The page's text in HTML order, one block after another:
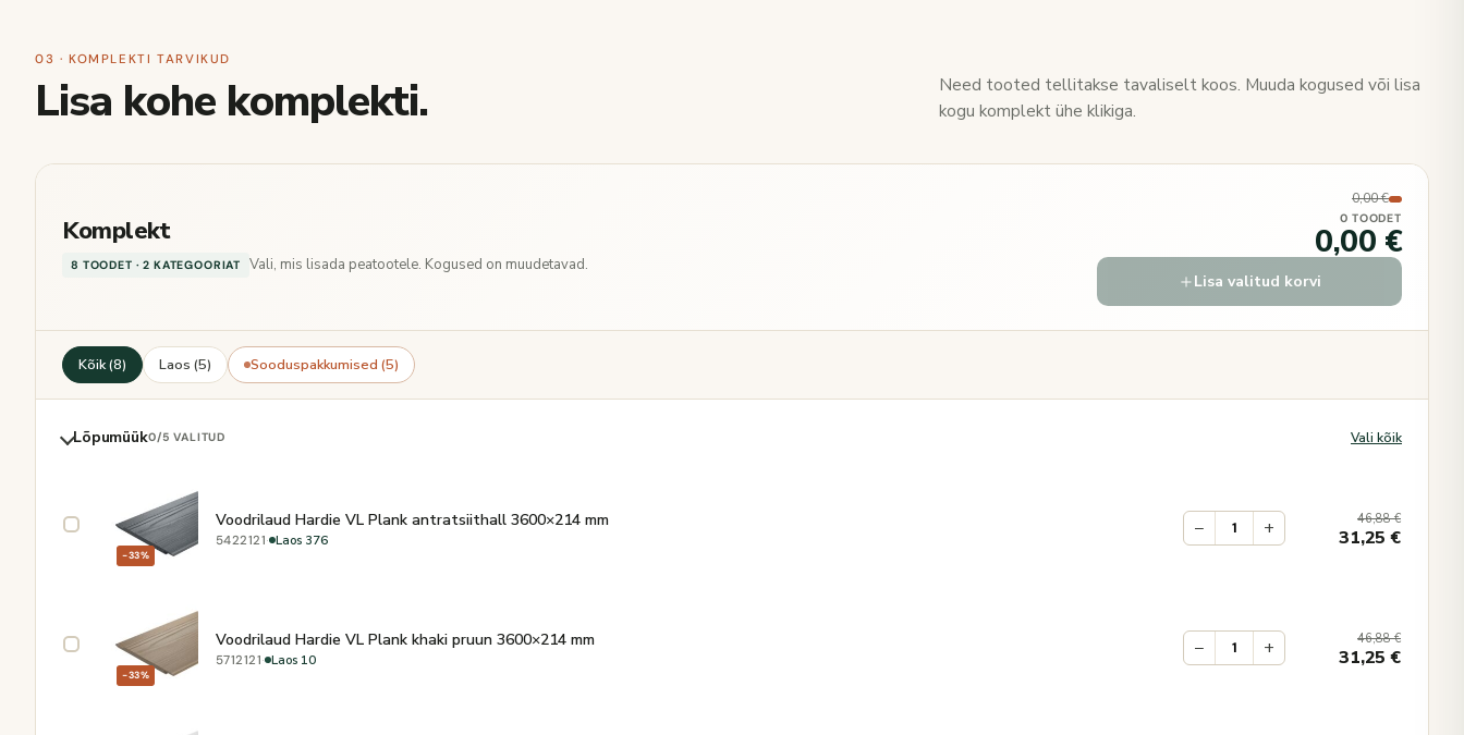
03 · KOMPLEKTI TARVIKUD
Lisa kohe komplekti.
Need tooted tellitakse tavaliselt koos. Muuda kogused või lisa
kogu komplekt ühe klikiga.
Komplekt
8 TOODET · 2 KATEGOORIAT Vali, mis lisada peatootele. Kogused on muudetavad.
0,00 €
0 TOODET
0,00 €
Lisa valitud korvi
Kõik (8) Laos (5) Sooduspakkumised (5)
Lõpumüük0/5 VALITUD Vali kõik
−33%
Voodrilaud Hardie VL Plank antratsiithall 3600×214 mm
5422121· Laos 376 − + 46,88€
31,25€
−33%
Voodrilaud Hardie VL Plank khaki pruun 3600×214 mm
5712121· Laos 10 − + 46,88€
31,25€